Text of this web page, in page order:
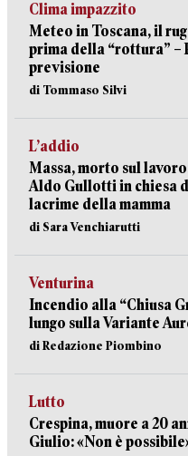
Clima impazzito
Meteo in Toscana, il
prima della “rottura” –
previsione
di Tommaso Silvi
L’addio
Massa, morto sul
Aldo Gullotti in chiesa
lacrime della mamma
di Sara Venchiarutti
Venturina
Incendio alla “Chiusa
lungo sulla Variante
di Redazione Piombino
Lutto
Crespina, muore a 20
Giulio: «Non è